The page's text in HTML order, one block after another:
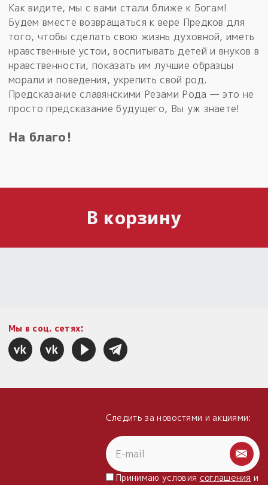
Как видите, мы с вами стали ближе к Богам!
Будем вместе возвращаться к вере Предков для
того, чтобы сделать свою жизнь духовной, иметь
нравственные устои, воспитывать детей и внуков в
нравственности, показать им лучшие образцы
морали и поведения, укрепить свой род.
Предсказание славянскими Резами Рода — это не
просто предсказание будущего, Вы уж знаете!
На благо!
В корзину
Мы в соц. сетях:
Следить за новостями и акциями:
Принимаю условия соглашения и